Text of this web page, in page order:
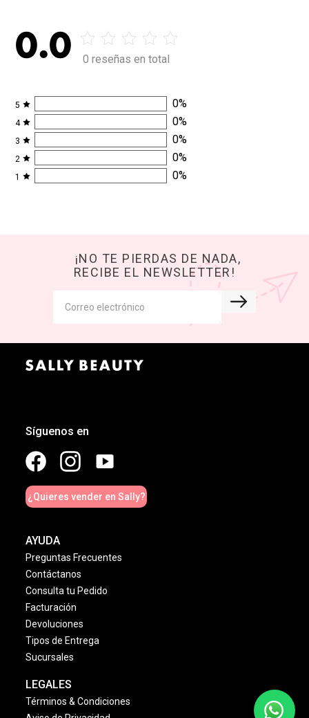
0.0 0 reseñas en total
5 0%
4 0%
3 0%
2 0%
1 0%
¡NO TE PIERDAS DE NADA,
RECIBE EL NEWSLETTER!
Síguenos en
¿Quieres vender en Sally?
AYUDA
Preguntas Frecuentes
Contáctanos
Consulta tu Pedido
Facturación
Devoluciones
Tipos de Entrega
Sucursales
LEGALES
Términos & Condiciones